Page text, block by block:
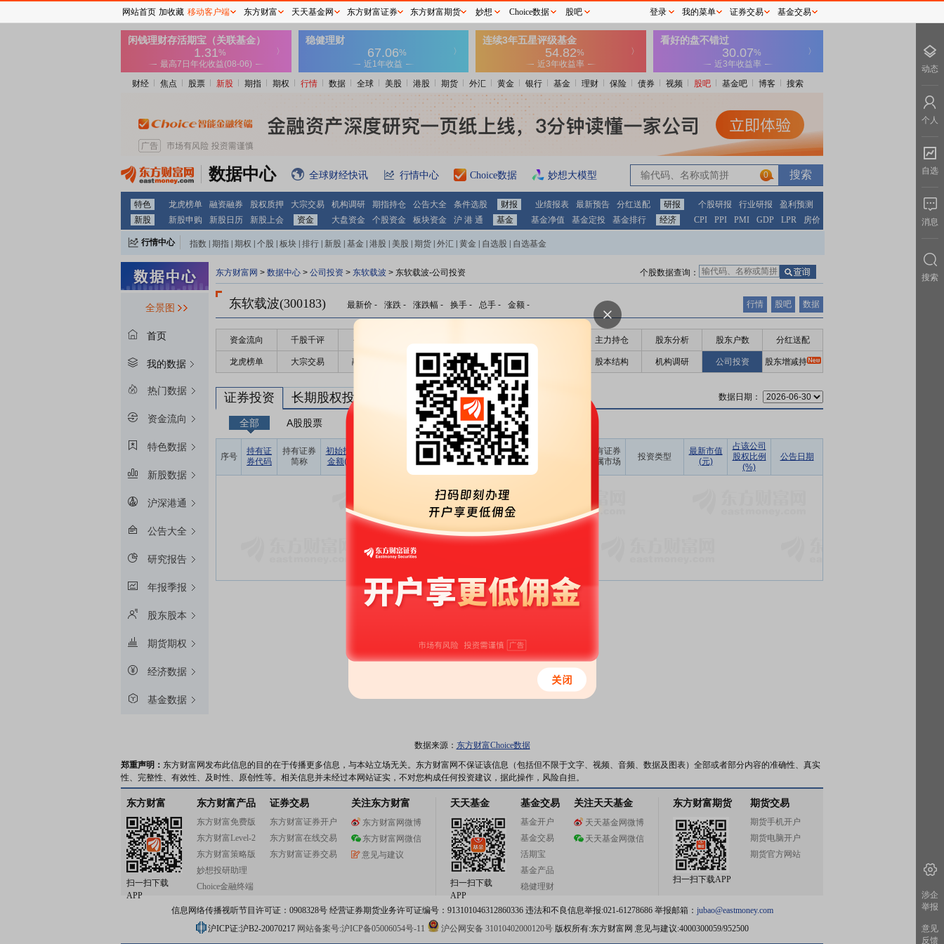
财经 焦点 股票 新股 期指 期权 行情 数据 全球 美股 港股 期货 外汇 黄金 银行 基金 理财 保险 债券 视频 股吧 基金吧 博客 搜索
数据中心 全球财经快讯 行情中心 Choice数据 妙想大模型 0
特色 龙虎榜单 融资融券 股权质押 大宗交易 机构调研 期指持仓 公告大全 条件选股 财报 业绩报表 最新预告 分红送配 研报 个股研报 行业研报
盈利预测
新股
新股申购 新股日历 新股上会 资金 大盘资金 个股资金 板块资金 沪 港 通 基金 基金净值 基金定投 基金排行 经济 CPI PPI PMI GDP LPR 房价
行情中心 指数 期指 期权 个股 板块 排行 新股 基金 港股 美股 期货 外汇 黄金 自选股 自选基金
全景图
首页
我的数据
热门数据
资金流向
特色数据
新股数据
沪深港通
公告大全
研究报告
年报季报
股东股本
期货期权
经济数据
基金数据
东方财富网 > 数据中心 > 公司投资 > 东软载波 > 东软载波-公司投资 个股数据查询：
东软载波(300183) 最新价 - 涨跌 - 涨跌幅 - 换手 - 总手 - 金额 - 行情 股吧 数据
资金流向 千股千评 公告 主力持仓 股东分析 股东户数 分红送配
龙虎榜单 大宗交易 融资融券 高管持股 股东大会 股本结构 机构调研 公司投资 股东增减持
证券投资 长期股权投资 数据日期：
全部 A股股票 其他
序号
持有证
券代码
持有证券
简称
初始投资
金额(元)
报告期
损益(元)
期末账面
价值(元)
占期末证
券投资比
例(%)
持有证券
所属市场
投资类型
最新市值
(元)
占该公司
股权比例
(%)
公告日期
暂无数据
数据来源： 东方财富Choice数据
郑重声明： 东方财富网发布此信息的目的在于传播更多信息，与本站立场无关。东方财富网不保证该信息（包括但不限于文字、视频、音频、数据及图表）全部或者部分内容的准确性、真实
性、完整性、有效性、及时性、原创性等。相关信息并未经过本网站证实，不对您构成任何投资建议，据此操作，风险自担。
东方财富
扫一扫下载
APP
东方财富产品
东方财富免费版
东方财富Level-2
东方财富策略版
妙想投研助理
Choice金融终端
证券交易
东方财富证券开户
东方财富在线交易
东方财富证券交易
关注东方财富
东方财富网微博
东方财富网微信
意见与建议
天天基金
扫一扫下载
APP
基金交易
基金开户
基金交易
活期宝
基金产品
稳健理财
关注天天基金
天天基金网微博
天天基金网微信
东方财富期货
扫一扫下载APP
期货交易
期货手机开户
期货电脑开户
期货官方网站
信息网络传播视听节目许可证：0908328号 经营证券期货业务许可证编号：913101046312860336 违法和不良信息举报:021-61278686 举报邮箱： jubao@eastmoney.com
沪ICP证:沪B2-20070217 网站备案号:沪ICP备05006054号-11 沪公网安备 31010402000120号版权所有:东方财富网 意见与建议:4000300059/952500
网站首页 加收藏 移动客户端 东方财富 天天基金网 东方财富证券 东方财富期货 妙想 Choice数据 股吧 登录 我的菜单 证券交易 基金交易
动态
个人
自选
消息
搜索
涉企
举报
意见
反馈